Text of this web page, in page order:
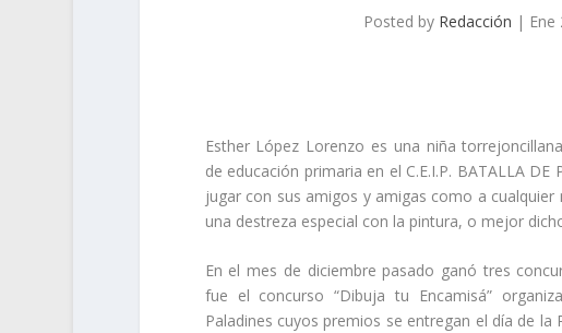
Posted by Redacción | Ene
Esther López Lorenzo es una niña
de educación primaria en el C.E.I.P. BATALLA DE
jugar con sus amigos y amigas como a
una destreza especial con la pintura, o mejor
En el mes de diciembre pasado ganó tres
fue el concurso “Dibuja tu Encamisá”
Paladines cuyos premios se entregan el día de la